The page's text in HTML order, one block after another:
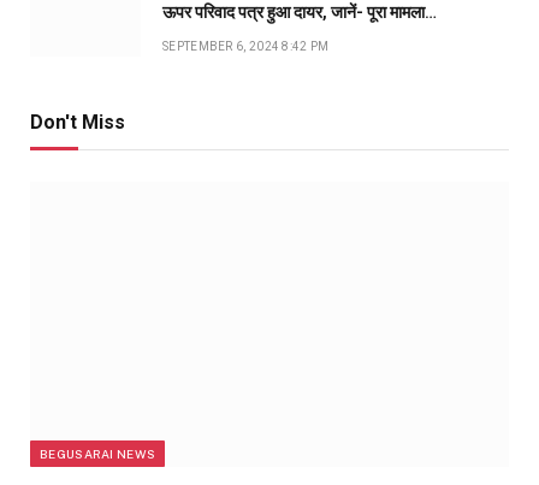
ऊपर परिवाद पत्र हुआ दायर, जानें- पूरा मामला…
SEPTEMBER 6, 2024 8:42 PM
Don't Miss
BEGUSARAI NEWS